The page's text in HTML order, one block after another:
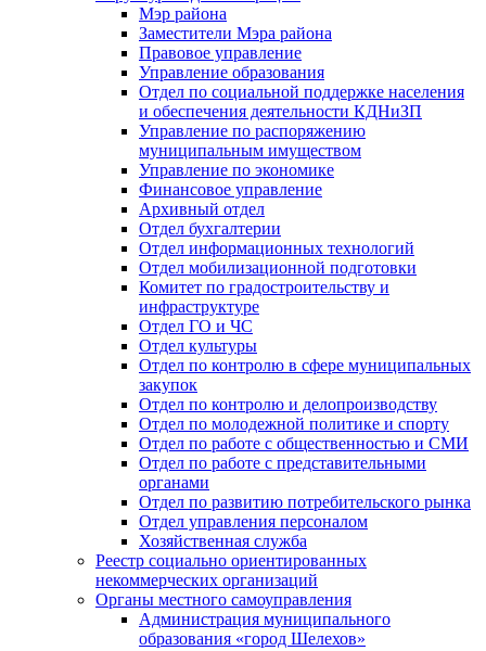
Мэр района
Заместители Мэра района
Правовое управление
Управление образования
Отдел по социальной поддержке населения
и обеспечения деятельности КДНиЗП
Управление по распоряжению
муниципальным имуществом
Управление по экономике
Финансовое управление
Архивный отдел
Отдел бухгалтерии
Отдел информационных технологий
Отдел мобилизационной подготовки
Комитет по градостроительству и
инфраструктуре
Отдел ГО и ЧС
Отдел культуры
Отдел по контролю в сфере муниципальных
закупок
Отдел по контролю и делопроизводству
Отдел по молодежной политике и спорту
Отдел по работе с общественностью и СМИ
Отдел по работе с представительными
органами
Отдел по развитию потребительского рынка
Отдел управления персоналом
Хозяйственная служба
Реестр социально ориентированных
некоммерческих организаций
Органы местного самоуправления
Администрация муниципального
образования «город Шелехов»